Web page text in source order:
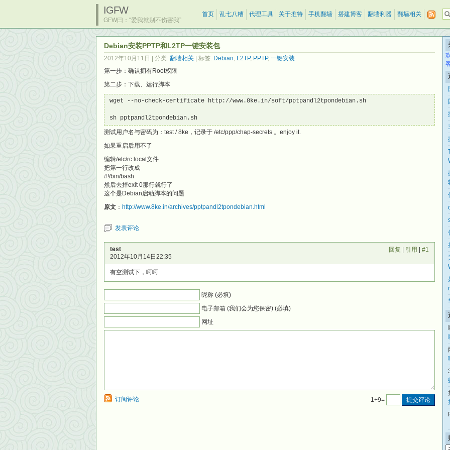
IGFW
GFW曰：“爱我就别不伤害我”
首页 乱七八糟 代理工具 关于推特 手机翻墙 搭建博客 翻墙利器 翻墙相关
Debian安装PPTP和L2TP一键安装包
2012年10月11日 | 分类: 翻墙相关 | 标签: Debian, L2TP, PPTP, 一键安装
第一步：确认拥有Root权限
第二步：下载、运行脚本
wget --no-check-certificate http://www.8ke.in/soft/pptpandl2tpondebian.sh
sh pptpandl2tpondebian.sh
测试用户名与密码为：test / 8ke，记录于 /etc/ppp/chap-secrets 。enjoy it.
如果重启后用不了
编辑/etc/rc.local文件
把第一行改成
#!/bin/bash
然后去掉exit 0那行就行了
这个是Debian启动脚本的问题
原文 ： http://www.8ke.in/archives/pptpandl2tpondebian.html
发表评论
test
2012年10月14日22:35
回复 引用 #1
有空测试下，呵呵
昵称 (必填)
电子邮箱 (我们会为您保密) (必填)
网址
订阅评论 1+9=